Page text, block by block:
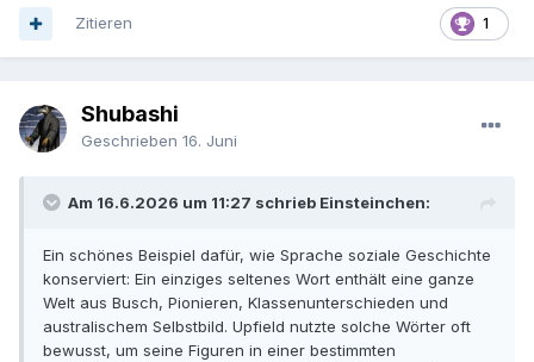
1
Zitieren
Shubashi
Geschrieben 16. Juni
Am 16.6.2026 um 11:27 schrieb Einsteinchen:
Ein schönes Beispiel dafür, wie Sprache soziale Geschichte
konserviert: Ein einziges seltenes Wort enthält eine ganze
Welt aus Busch, Pionieren, Klassenunterschieden und
australischem Selbstbild. Upfield nutzte solche Wörter oft
bewusst, um seine Figuren in einer bestimmten